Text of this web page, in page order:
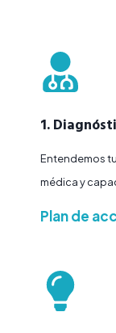
1.
Entendemos
médica y
Plan de